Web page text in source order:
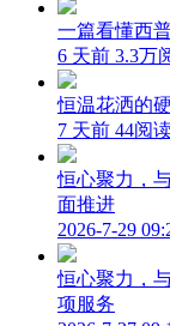
一篇看懂西
6 天前 3.3万
恒温花洒的
7 天前 44阅
恒心聚力，
面推进
2026-7-29
恒心聚力，
项服务